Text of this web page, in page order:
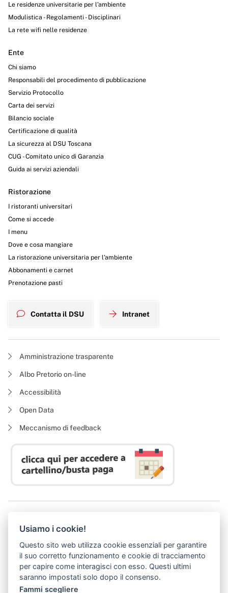
Le residenze universitarie per l’ambiente
Modulistica - Regolamenti - Disciplinari
La rete wifi nelle residenze
Ente
Chi siamo
Responsabili del procedimento di pubblicazione
Servizio Protocollo
Carta dei servizi
Bilancio sociale
Certificazione di qualità
La sicurezza al DSU Toscana
CUG - Comitato unico di Garanzia
Guida ai servizi aziendali
Ristorazione
I ristoranti universitari
Come si accede
I menu
Dove e cosa mangiare
La ristorazione universitaria per l’ambiente
Abbonamenti e carnet
Prenotazione pasti
Contatta il DSU Intranet
Amministrazione trasparente
Albo Pretorio on-line
Accessibilità
Open Data
Meccanismo di feedback
P. I. 05913670484 | C. F. 94164020482
(abilitato alla ricezione di soli messaggi di posta elettronica certificata)
Usiamo i cookie!
Questo sito web utilizza cookie essenziali per garantire
il suo corretto funzionamento e cookie di tracciamento
per capire come interagisci con esso. Questi ultimi
saranno impostati solo dopo il consenso.
Fammi scegliere